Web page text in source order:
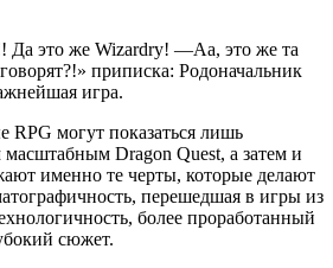
Да это же Wizardry! —Аа, это же та
приписка: Родоначальник
игра.
RPG могут показаться лишь
масштабным Dragon Quest, а затем и
именно те черты, которые делают
перешедшая в игры из
более проработанный
сюжет.